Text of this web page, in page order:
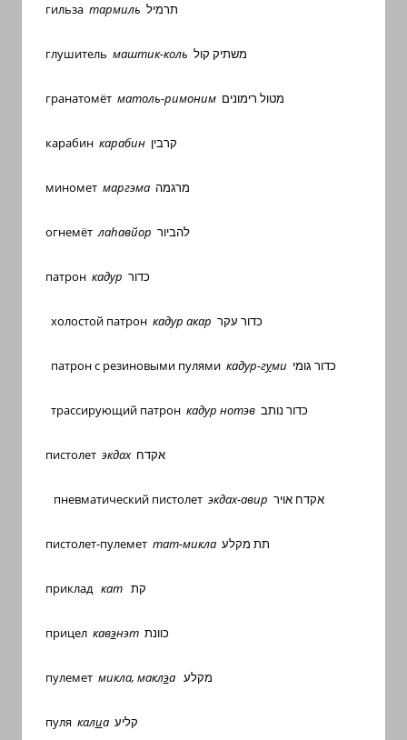
гильза тармиль תרמיל
глушитель маштик-коль משתיק קול
гранатомёт матоль-римоним מטול רימונים
карабин карабин קרבין
миномет маргэма מרגמה
огнемётлаhавйор להביור
патрон кадур כדור
холостой патрон кадур акар כדור עקר
патрон с резиновыми пулями кадур-гуми כדור גומי
трассирующий патрон кадур нотэв כדור נותב
пистолет экдах אקדח
пневматический пистолет экдах-авир אקדח אויר
пистолет-пулемет тат-микла תת מקלע
приклад кат קת
прицел кавэнэт כוונת
пулемет микла, маклэа מקלע
пуля калиа קליע